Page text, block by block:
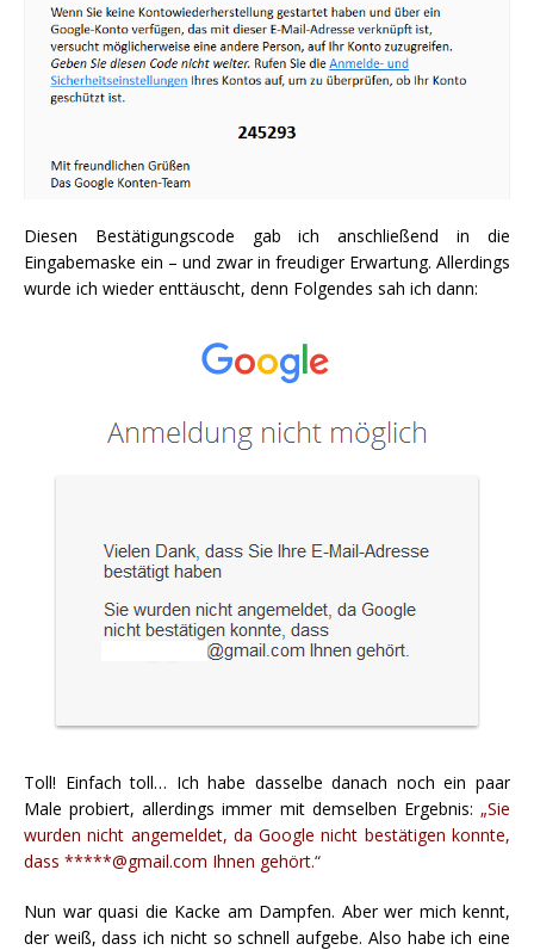
Diesen Bestätigungscode gab ich anschließend in die
Eingabemaske ein – und zwar in freudiger Erwartung. Allerdings
wurde ich wieder enttäuscht, denn Folgendes sah ich dann:
Toll! Einfach toll… Ich habe dasselbe danach noch ein paar
Male probiert, allerdings immer mit demselben Ergebnis: „Sie
wurden nicht angemeldet, da Google nicht bestätigen konnte,
dass *****@gmail.com Ihnen gehört.“
Nun war quasi die Kacke am Dampfen. Aber wer mich kennt,
der weiß, dass ich nicht so schnell aufgebe. Also habe ich eine